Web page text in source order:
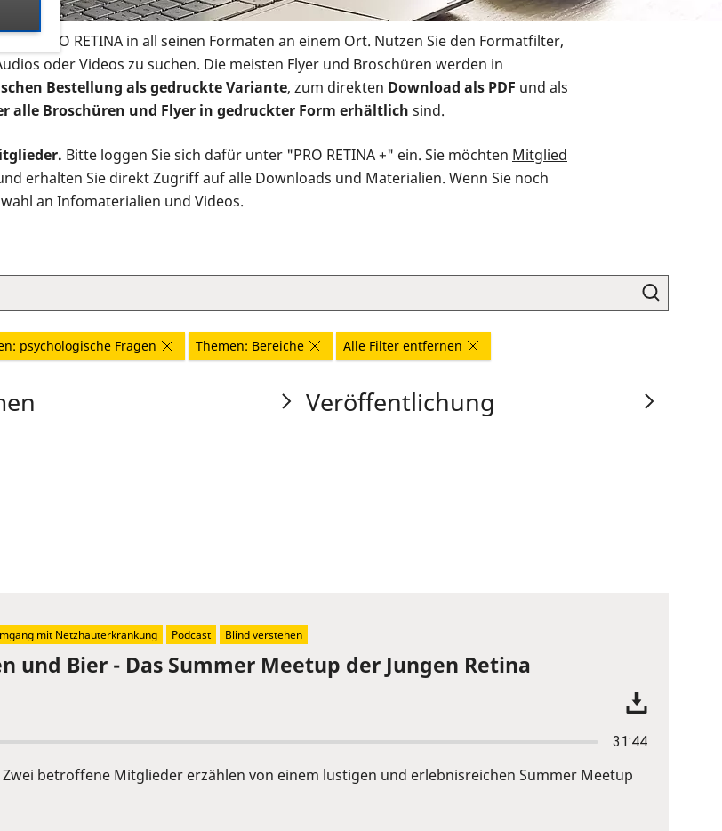
der PRO RETINA in all seinen Formaten an einem Ort. Nutzen Sie den Formatfilter,
oder Videos zu suchen. Die meisten Flyer und Broschüren werden in
Bestellung als gedruckte Variante, zum direkten Download als PDF und als
alle Broschüren und Flyer in gedruckter Form erhältlich sind.
Bitte loggen Sie sich dafür unter "PRO RETINA +" ein. Sie möchten Mitglied
erhalten Sie direkt Zugriff auf alle Downloads und Materialien. Wenn Sie noch
an Infomaterialien und Videos.
psychologische Fragen Themen: Bereiche Alle Filter entfernen
Veröffentlichung
und Bier - Das Summer Meetup der Jungen Retina
31:44
betroffene Mitglieder erzählen von einem lustigen und erlebnisreichen Summer Meetup
mit Netzhauterkrankung Podcast Blind verstehen